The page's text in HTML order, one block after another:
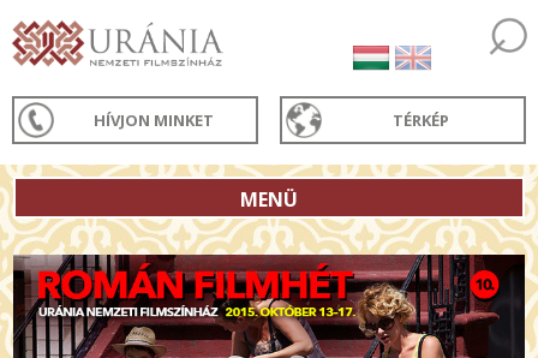
HÍVJON MINKET TÉRKÉP
MENÜ